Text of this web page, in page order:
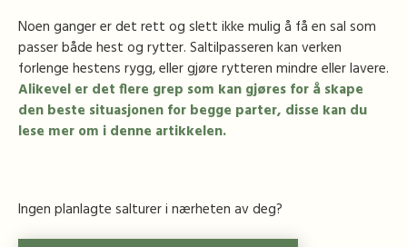
Noen ganger er det rett og slett ikke mulig å få en sal som
passer både hest og rytter. Saltilpasseren kan verken
forlenge hestens rygg, eller gjøre rytteren mindre eller lavere.
Alikevel er det flere grep som kan gjøres for å skape
den beste situasjonen for begge parter, disse kan du
lese mer om i denne artikkelen.
Ingen planlagte salturer i nærheten av deg?